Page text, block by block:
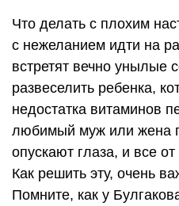
Что делать с плохим
с нежеланием идти на
встретят вечно унылые
развеселить ребенка,
недостатка витаминов
любимый муж или жена
опускают глаза, и все
Как решить эту, очень
Помните, как у